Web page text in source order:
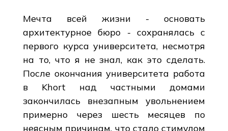
Мечта всей жизни - основать
архитектурное бюро - сохранялась с
первого курса университета, несмотря
на то, что я не знал, как это сделать.
После окончания университета работа
в Khort над частными домами
закончилась внезапным увольнением
примерно через шесть месяцев по
неясным причинам, что стало стимулом